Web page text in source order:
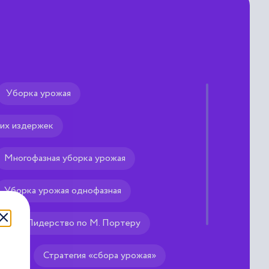
Уборка урожая
издержек
Многофазная уборка урожая
Уборка урожая однофазная
Лидерство по М. Портеру
Стратегия «сбора урожая»